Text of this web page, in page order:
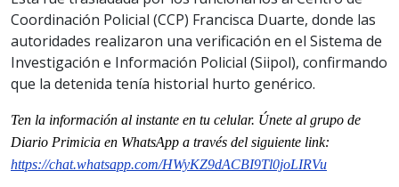
Coordinación Policial (CCP) Francisca Duarte, donde las
autoridades realizaron una verificación en el Sistema de
Investigación e Información Policial (Siipol), confirmando
que la detenida tenía historial hurto genérico.
Ten la información al instante en tu celular. Únete al grupo de
Diario Primicia en WhatsApp a través del siguiente link:
https://chat.whatsapp.com/HWyKZ9dACBI9Tl0joLIRVu